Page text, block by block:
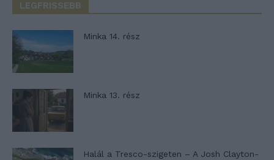
LEGFRISSEBB
Minka 14. rész
Minka 13. rész
Halál a Tresco-szigeten – A Josh Clayton-